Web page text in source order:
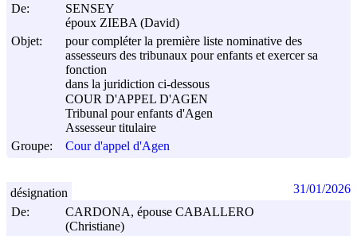
De:
SENSEY
époux ZIEBA (David)
Objet:
pour compléter la première liste nominative des
assesseurs des tribunaux pour enfants et exercer sa
fonction
dans la juridiction ci-dessous
COUR D'APPEL D'AGEN
Tribunal pour enfants d'Agen
Assesseur titulaire
Groupe:
Cour d'appel d'Agen
De:
CARDONA, épouse CABALLERO
(Christiane)
désignation 31/01/2026